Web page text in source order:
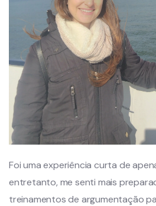
Foi uma experiência curta de
entretanto, me senti mais
treinamentos de argumentação